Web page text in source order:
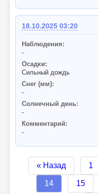
18.10.2025 03:20
Наблюдения:
-
Осадки:
Сильный дождь
Снег (мм):
-
Солнечный день:
-
Комментарий:
-
« Назад 1
14 15